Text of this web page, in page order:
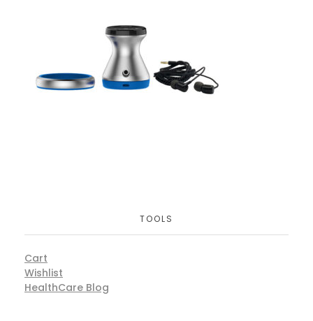
TOOLS
Cart
Wishlist
HealthCare Blog